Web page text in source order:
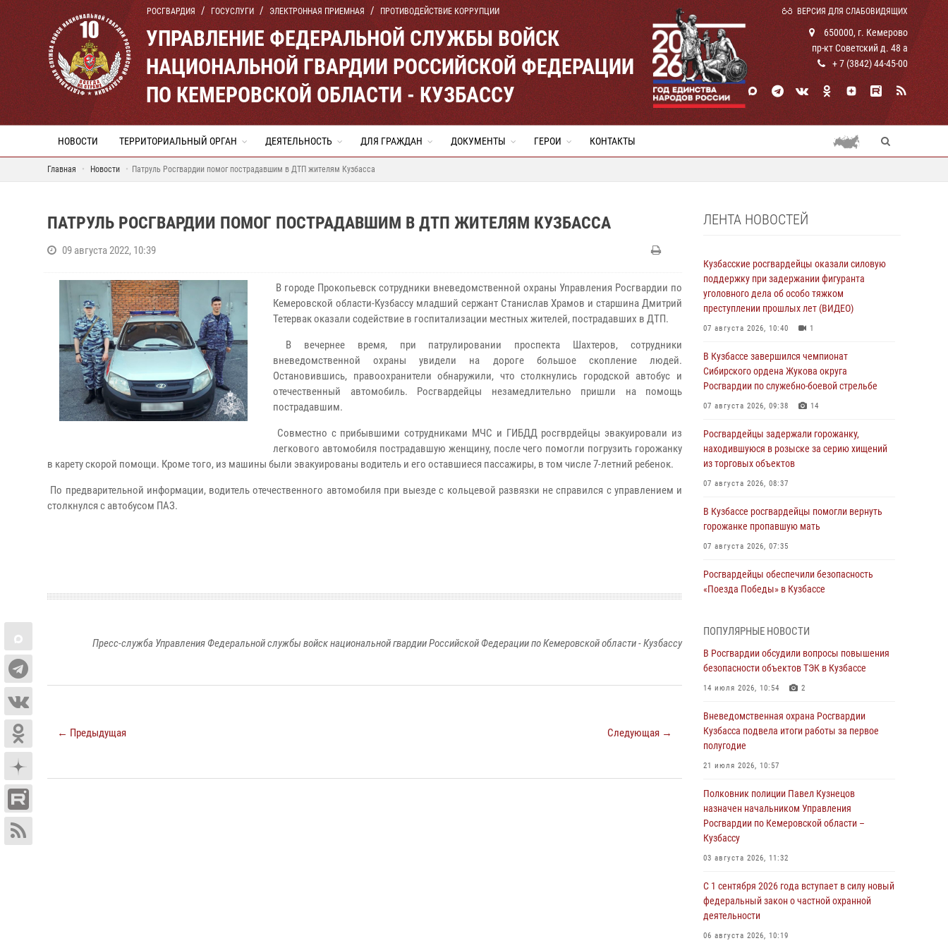
РОСГВАРДИЯ ГОСУСЛУГИ ЭЛЕКТРОННАЯ ПРИЕМНАЯ ПРОТИВОДЕЙСТВИЕ КОРРУПЦИИ ВЕРСИЯ ДЛЯ СЛАБОВИДЯЩИХ
УПРАВЛЕНИЕ ФЕДЕРАЛЬНОЙ СЛУЖБЫ ВОЙСК
НАЦИОНАЛЬНОЙ ГВАРДИИ РОССИЙСКОЙ ФЕДЕРАЦИИ
ПО КЕМЕРОВСКОЙ ОБЛАСТИ - КУЗБАССУ
650000, г. Кемерово
пр-кт Советский д. 48 а
+ 7 (3842) 44-45-00
НОВОСТИ ТЕРРИТОРИАЛЬНЫЙ ОРГАН ДЕЯТЕЛЬНОСТЬ ДЛЯ ГРАЖДАН ДОКУМЕНТЫ ГЕРОИ КОНТАКТЫ
Главная Новости Патруль Росгвардии помог пострадавшим в ДТП жителям Кузбасса
ПАТРУЛЬ РОСГВАРДИИ ПОМОГ ПОСТРАДАВШИМ В ДТП ЖИТЕЛЯМ КУЗБАССА
09 августа 2022, 10:39
В городе Прокопьевск сотрудники вневедомственной охраны Управления Росгвардии по
Кемеровской области-Кузбассу младший сержант Станислав Храмов и старшина Дмитрий
Тетервак оказали содействие в госпитализации местных жителей, пострадавших в ДТП.
В вечернее время, при патрулировании проспекта Шахтеров, сотрудники
вневедомственной охраны увидели на дороге большое скопление людей.
Остановившись, правоохранители обнаружили, что столкнулись городской автобус и
отечественный автомобиль. Росгвардейцы незамедлительно пришли на помощь
пострадавшим.
Совместно с прибывшими сотрудниками МЧС и ГИБДД росгврдейцы эвакуировали из
легкового автомобиля пострадавшую женщину, после чего помогли погрузить горожанку
в карету скорой помощи. Кроме того, из машины были эвакуированы водитель и его оставшиеся пассажиры, в том числе 7-летний ребенок.
По предварительной информации, водитель отечественного автомобиля при выезде с кольцевой развязки не справился с управлением и
столкнулся с автобусом ПАЗ.
Пресс-служба Управления Федеральной службы войск национальной гвардии Российской Федерации по Кемеровской области - Кузбассу
← Предыдущая Следующая →
ЛЕНТА НОВОСТЕЙ
Кузбасские росгвардейцы оказали силовую
поддержку при задержании фигуранта
уголовного дела об особо тяжком
преступлении прошлых лет (ВИДЕО)
07 августа 2026, 10:40 1
В Кузбассе завершился чемпионат
Сибирского ордена Жукова округа
Росгвардии по служебно-боевой стрельбе
07 августа 2026, 09:38 14
Росгвардейцы задержали горожанку,
находившуюся в розыске за серию хищений
из торговых объектов
07 августа 2026, 08:37
В Кузбассе росгвардейцы помогли вернуть
горожанке пропавшую мать
07 августа 2026, 07:35
Росгвардейцы обеспечили безопасность
«Поезда Победы» в Кузбассе
Генерал-полковник Олег Плохой поздравил
специалистов организационно-штатных
подразделений Росгвардии с
профессиональным праздником
С 1 сентября 2026 года вступает в силу новый
федеральный закон о частной охранной
Росгвардейцы задержали предполагаемого
виновника причинения ножевого ранения
кемеровчанину
06 августа 2026, 09:18
Росгвардейцы задержали мужчину,
повредившего имущество горожанки
06 августа 2026, 08:17
ПОПУЛЯРНЫЕ НОВОСТИ
В Росгвардии обсудили вопросы повышения
безопасности объектов ТЭК в Кузбассе
14 июля 2026, 10:54 2
Вневедомственная охрана Росгвардии
Кузбасса подвела итоги работы за первое
полугодие
21 июля 2026, 10:57
Полковник полиции Павел Кузнецов
назначен начальником Управления
Росгвардии по Кемеровской области –
Кузбассу
03 августа 2026, 11:32
С 1 сентября 2026 года вступает в силу новый
федеральный закон о частной охранной
деятельности
06 августа 2026, 10:19